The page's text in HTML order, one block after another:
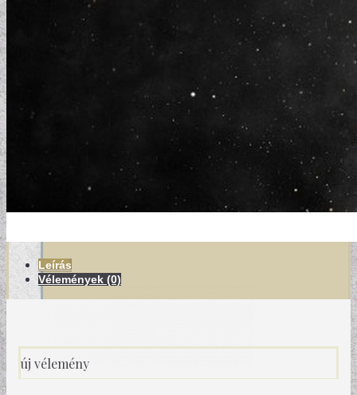
MODERN TAPÉTÁK
Leírás
Vélemények (0)
új vélemény